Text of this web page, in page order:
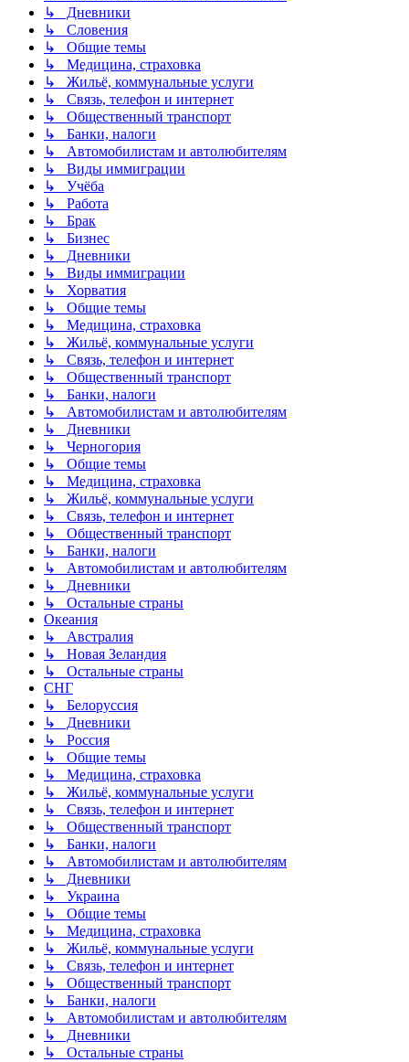
↳ Дневники
↳ Словения
↳ Общие темы
↳ Медицина, страховка
↳ Жильё, коммунальные услуги
↳ Связь, телефон и интернет
↳ Общественный транспорт
↳ Банки, налоги
↳ Автомобилистам и автолюбителям
↳ Виды иммиграции
↳ Учёба
↳ Работа
↳ Брак
↳ Бизнес
↳ Дневники
↳ Виды иммиграции
↳ Хорватия
↳ Общие темы
↳ Медицина, страховка
↳ Жильё, коммунальные услуги
↳ Связь, телефон и интернет
↳ Общественный транспорт
↳ Банки, налоги
↳ Автомобилистам и автолюбителям
↳ Дневники
↳ Черногория
↳ Общие темы
↳ Медицина, страховка
↳ Жильё, коммунальные услуги
↳ Связь, телефон и интернет
↳ Общественный транспорт
↳ Банки, налоги
↳ Автомобилистам и автолюбителям
↳ Дневники
↳ Остальные страны
Океания
↳ Австралия
↳ Новая Зеландия
↳ Остальные страны
СНГ
↳ Белоруссия
↳ Дневники
↳ Россия
↳ Общие темы
↳ Медицина, страховка
↳ Жильё, коммунальные услуги
↳ Связь, телефон и интернет
↳ Общественный транспорт
↳ Банки, налоги
↳ Автомобилистам и автолюбителям
↳ Дневники
↳ Украина
↳ Общие темы
↳ Медицина, страховка
↳ Жильё, коммунальные услуги
↳ Связь, телефон и интернет
↳ Общественный транспорт
↳ Банки, налоги
↳ Автомобилистам и автолюбителям
↳ Дневники
↳ Остальные страны